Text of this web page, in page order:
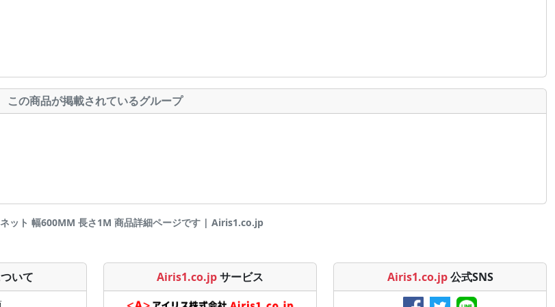
この商品が掲載されているグループ
ット 幅600MM 長さ1M 商品詳細ページです | Airis1.co.jp
いて
Airis1.co.jpサービス Airis1.co.jp 公式SNS